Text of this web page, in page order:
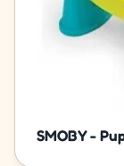
SMOBY -